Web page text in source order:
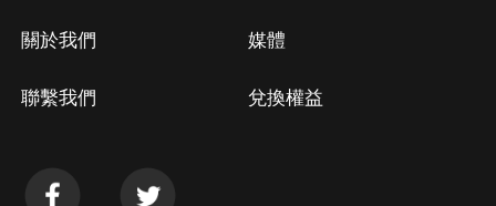
關於我們
聯繫我們
媒體
兌換權益